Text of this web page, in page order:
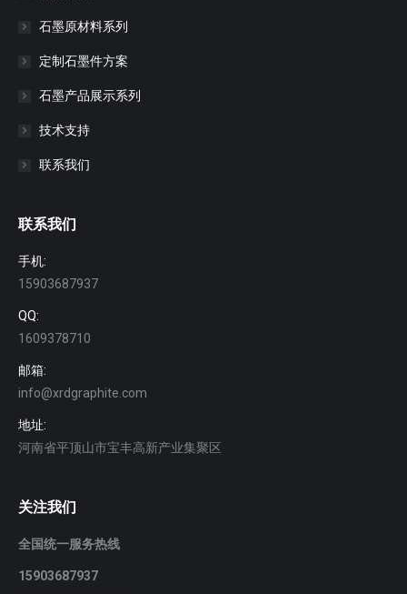
石墨原材料系列
定制石墨件方案
石墨产品展示系列
技术支持
联系我们
联系我们
手机:
15903687937
QQ:
1609378710
邮箱:
info@xrdgraphite.com
地址:
河南省平顶山市宝丰高新产业集聚区
关注我们
全国统一服务热线
15903687937